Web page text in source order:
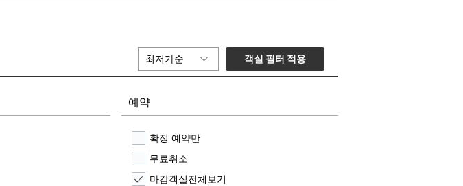
최저가순 객실 필터 적용
예약
확정 예약만
무료취소
마감객실전체보기